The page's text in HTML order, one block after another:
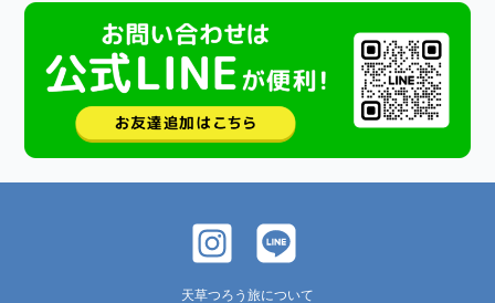
天草つろう旅について